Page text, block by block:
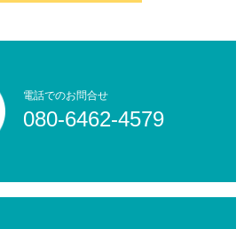
電話でのお問合せ
080-6462-4579